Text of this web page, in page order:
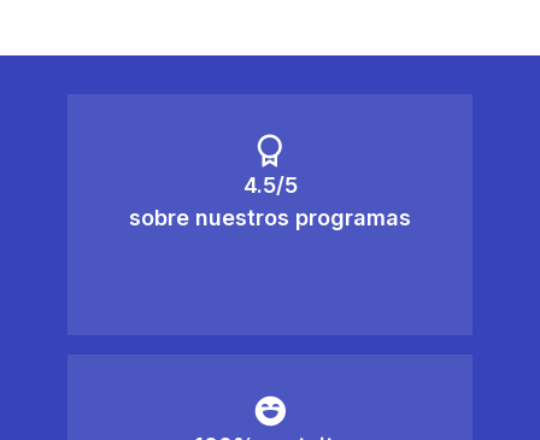
4.5/5
sobre nuestros programas